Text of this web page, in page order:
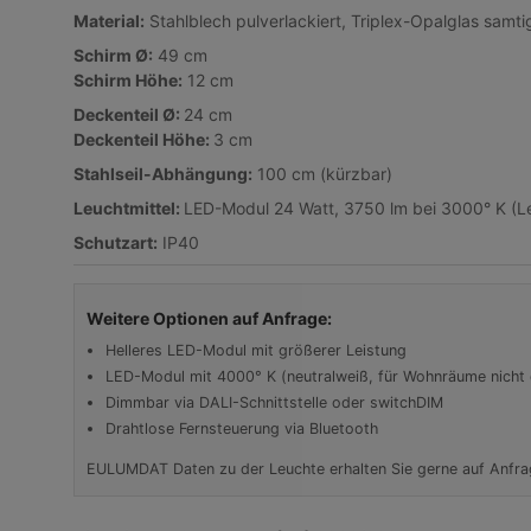
Material: Stahlblech pulverlackiert, Triplex-Opalglas
Schirm Ø: 49 cm
Schirm Höhe: 12 cm
Deckenteil Ø: 24 cm
Deckenteil Höhe: 3 cm
Stahlseil-Abhängung: 100 cm (kürzbar)
Leuchtmittel: LED-Modul 24 Watt, 3750 lm bei 3000° K
Schutzart: IP40
Weitere Optionen auf Anfrage:
Helleres LED-Modul mit größerer Leistung
LED-Modul mit 4000° K (neutralweiß, für Wohnräume nicht
Dimmbar via DALI-Schnittstelle oder switchDIM
Drahtlose Fernsteuerung via Bluetooth
EULUMDAT Daten zu der Leuchte erhalten Sie gerne auf